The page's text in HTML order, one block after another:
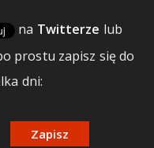
na Twitterze lub
prostu zapisz się do
dni:
Zapisz